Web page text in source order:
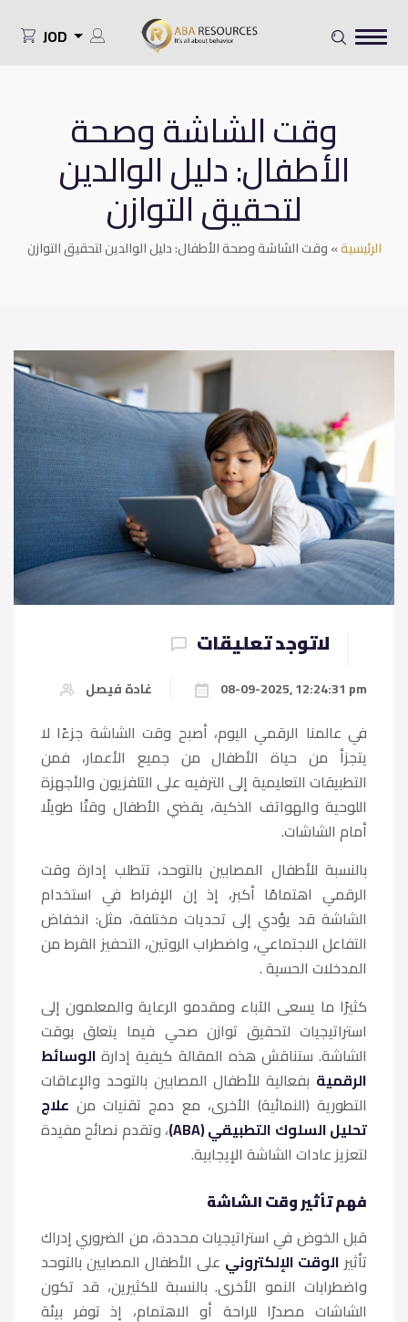
JOD
وقت الشاشة وصحة
الأطفال: دليل الوالدين
لتحقيق التوازن
الرئيسية»وقت الشاشة وصحة الأطفال: دليل الوالدين لتحقيق التوازن
لاتوجد تعليقات
غادة فيصل 08-09-2025, 12:24:31 pm
في عالمنا الرقمي اليوم، أصبح وقت الشاشة جزءًا لا
يتجزأ من حياة الأطفال من جميع الأعمار، فمن
التطبيقات التعليمية إلى الترفيه على التلفزيون والأجهزة
اللوحية والهواتف الذكية، يقضي الأطفال وقتًا طويلًا
أمام الشاشات.
بالنسبة للأطفال المصابين بالتوحد، تتطلب إدارة وقت
الرقمي اهتمامًا أكبر، إذ إن الإفراط في استخدام
الشاشة قد يؤدي إلى تحديات مختلفة، مثل: انخفاض
التفاعل الاجتماعي، واضطراب الروتين، التحفيز القرط من
المدخلات الحسية .
​كثيرًا ما يسعى الآباء ومقدمو الرعاية والمعلمون إلى
استراتيجيات لتحقيق توازن صحي فيما يتعلق بوقت
الشاشة. ستناقش هذه المقالة كيفية إدارةالوسائط
الرقمية بفعالية للأطفال المصابين بالتوحد والإعاقات
التطورية (النمائية) الأخرى، مع دمج تقنيات من علاج
تحليل السلوك التطبيقي (ABA)
، وتقدم نصائح مفيدة
لتعزيز عادات الشاشة الإيجابية.
فهم تأثير وقت الشاشة
​قبل الخوض في استراتيجيات محددة، من الضروري إدراك
تأثير الوقت الإلكتروني على الأطفال المصابين بالتوحد
واضطرابات النمو الأخرى. بالنسبة للكثيرين، قد تكون
الشاشات مصدرًا للراحة أو الاهتمام، إذ توفر بيئة